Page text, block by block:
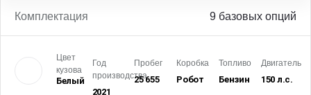
Комплектация 9 базовых опций
Цвет
кузова
Белый
Год
производства
2021
Пробег
25 655
Коробка
Робот
Топливо
Бензин
Двигатель
150 л.с.